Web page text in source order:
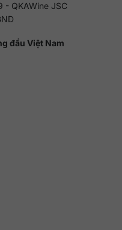
- QKAWine JSC
đầu Việt Nam